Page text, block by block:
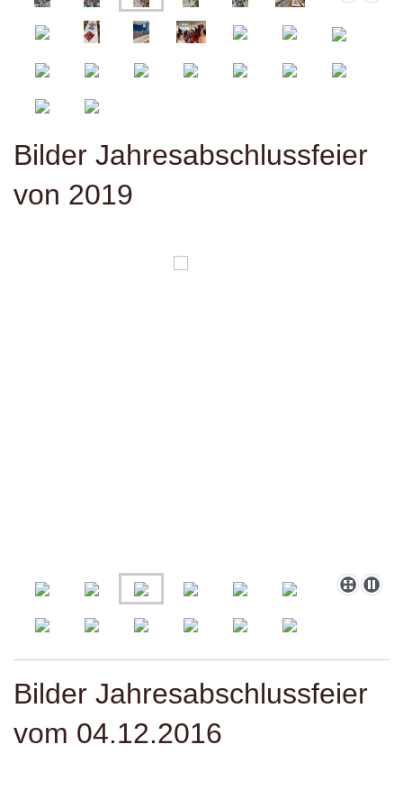
Bilder Jahresabschlussfeier
von 2019
Bilder Jahresabschlussfeier
vom 04.12.2016